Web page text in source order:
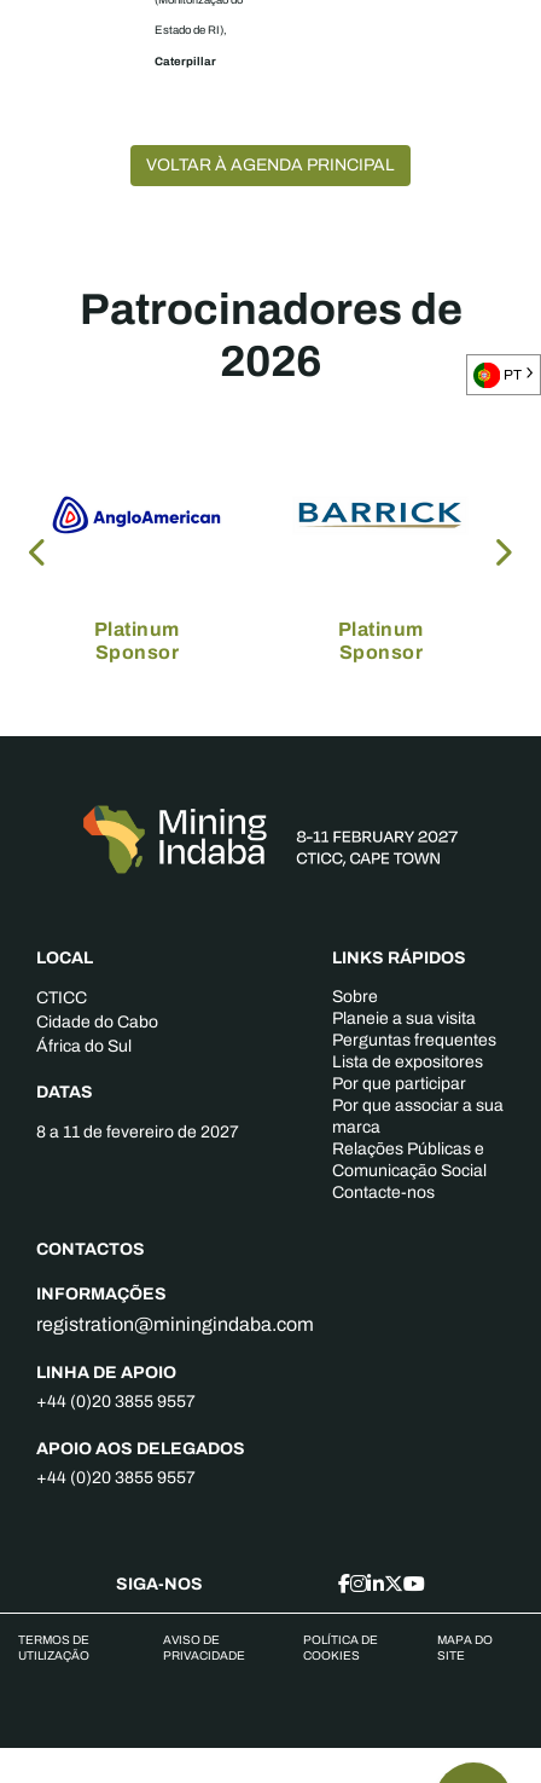
Estado de RI),
Caterpillar
VOLTAR À AGENDA PRINCIPAL
Patrocinadores de
2026
Platinum
Sponsor
Platinum
Sponsor
LOCAL
CTICC
Cidade do Cabo
África do Sul
DATAS
8 a 11 de fevereiro de 2027
CONTACTOS
INFORMAÇÕES
registration@miningindaba.com
LINHA DE APOIO
+44 (0)20 3855 9557
APOIO AOS DELEGADOS
+44 (0)20 3855 9557
LINKS RÁPIDOS
Sobre
Planeie a sua visita
Perguntas frequentes
Lista de expositores
Por que participar
Por que associar a sua
marca
Relações Públicas e
Comunicação Social
Contacte-nos
SIGA-NOS
TERMOS DE
UTILIZAÇÃO
AVISO DE
PRIVACIDADE
POLÍTICA DE
COOKIES
MAPA DO
SITE
PT